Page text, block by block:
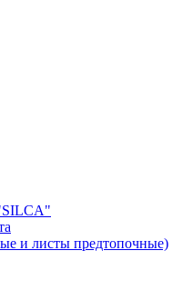
и листы предтопочные)